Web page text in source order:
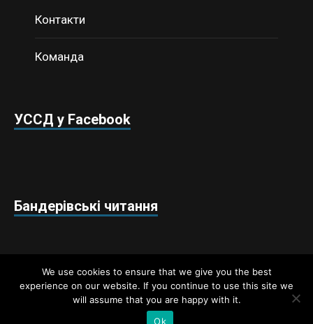
Контакти
Команда
УССД у Facebook
Бандерівські читання
Недержавний аналітичний центр «Українські студії
стратегічних досліджень» © 2018 / Всі права захищено
We use cookies to ensure that we give you the best
experience on our website. If you continue to use this site we
will assume that you are happy with it.
Ok